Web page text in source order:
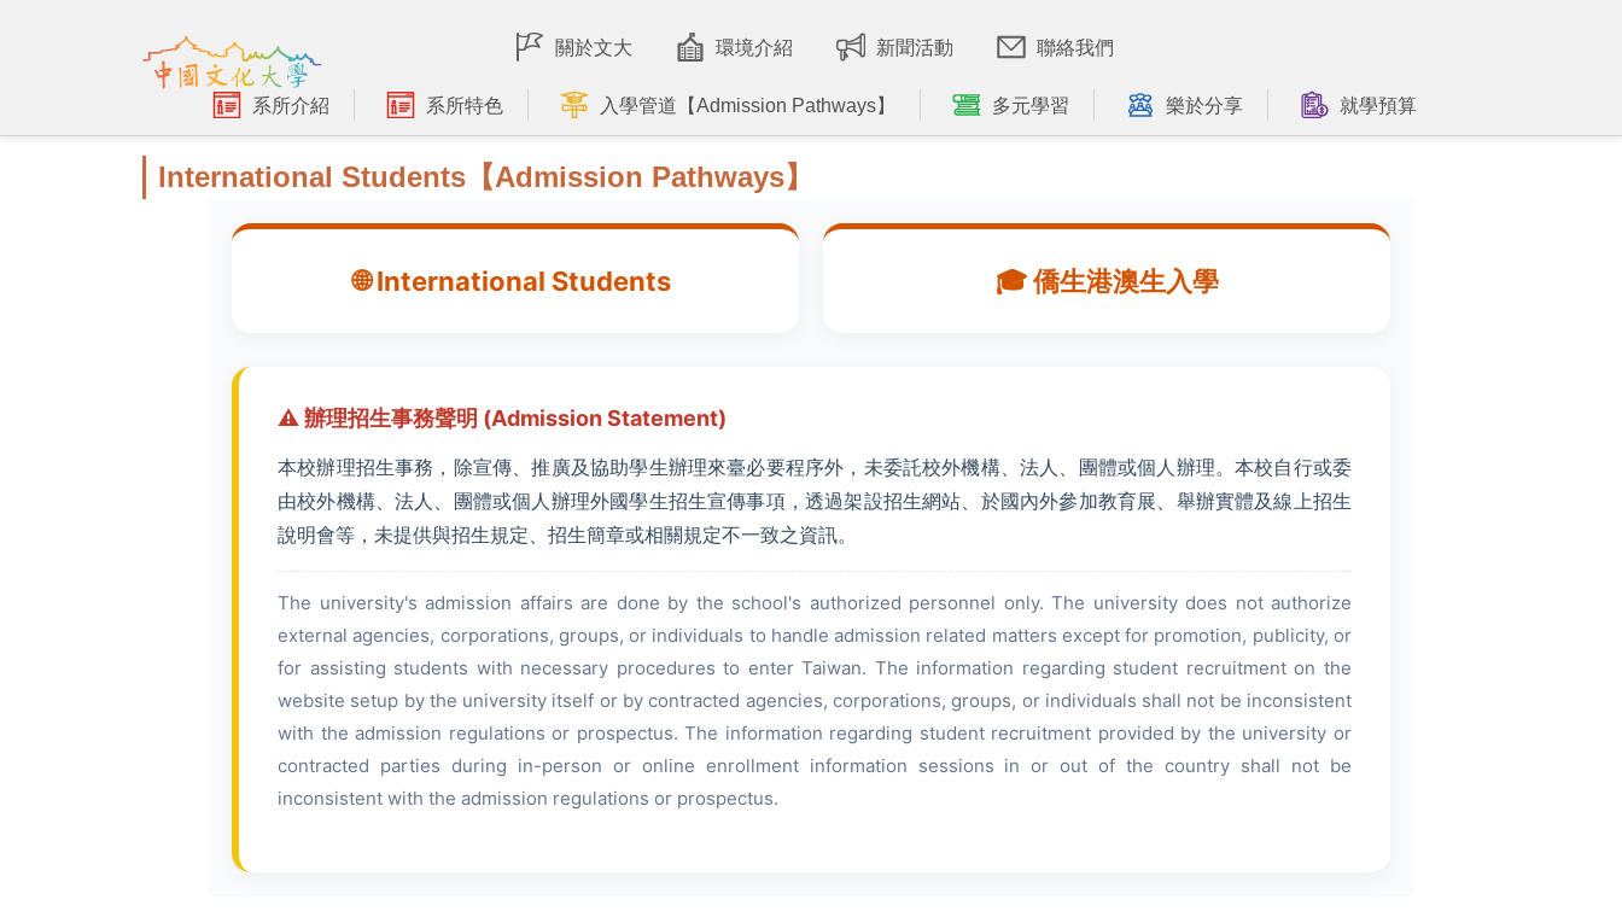
內
關於文大 環境介紹 新聞活動 聯絡我們
系所介紹 系所特色 入學管道【Admission Pathways】 多元學習 樂於分享 就學預算
International Students【Admission Pathways】
🌐 International Students 🎓 僑生港澳生入學
⚠️ 辦理招生事務聲明 (Admission Statement)
本校辦理招生事務，除宣傳、推廣及協助學生辦理來臺必要程序外，未委託校外機構、法人、團體或個人辦理。本校自行或委
由校外機構、法人、團體或個人辦理外國學生招生宣傳事項，透過架設招生網站、於國內外參加教育展、舉辦實體及線上招生
說明會等，未提供與招生規定、招生簡章或相關規定不一致之資訊。
The university's admission affairs are done by the school's authorized personnel only. The university does not authorize
external agencies, corporations, groups, or individuals to handle admission related matters except for promotion, publicity, or
for assisting students with necessary procedures to enter Taiwan. The information regarding student recruitment on the
website setup by the university itself or by contracted agencies, corporations, groups, or individuals shall not be inconsistent
with the admission regulations or prospectus. The information regarding student recruitment provided by the university or
contracted parties during in-person or online enrollment information sessions in or out of the country shall not be
inconsistent with the admission regulations or prospectus.